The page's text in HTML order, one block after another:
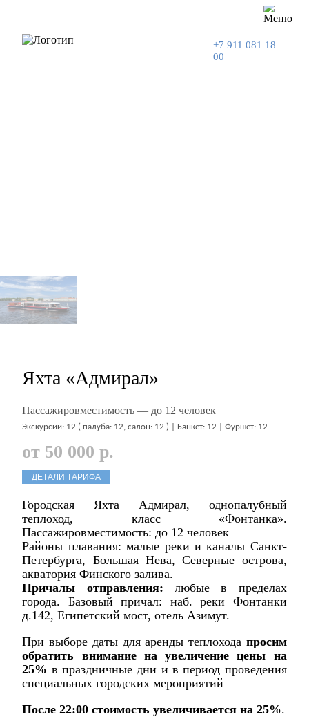
+7 911 081 18
00
Яхта «Адмирал»
Пассажировместимость — до 12 человек
Экскурсии: 12 ( палуба: 12, салон: 12 ) | Банкет: 12 | Фуршет: 12
от 50 000 р.
ДЕТАЛИ ТАРИФА
Городская Яхта Адмирал, однопалубный
теплоход, класс «Фонтанка».
Пассажировместимость: до 12 человек
Районы плавания: малые реки и каналы Санкт-
Петербурга, Большая Нева, Северные острова,
акватория Финского залива.
Причалы отправления: любые в пределах
города. Базовый причал: наб. реки Фонтанки
д.142, Египетский мост, отель Азимут.
При выборе даты для аренды теплохода просим
обратить внимание на увеличение цены на
25% в праздничные дни и в период проведения
специальных городских мероприятий
После 22:00 стоимость увеличивается на 25%.